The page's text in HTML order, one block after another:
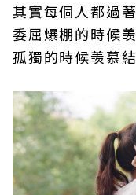
其實每個人都過
委屈爆棚的時候
孤獨的時候羡慕